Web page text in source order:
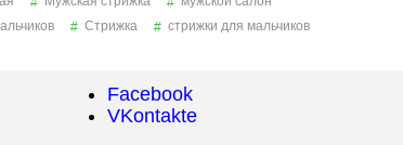
Стрижка стрижки для мальчиков
Facebook
VKontakte